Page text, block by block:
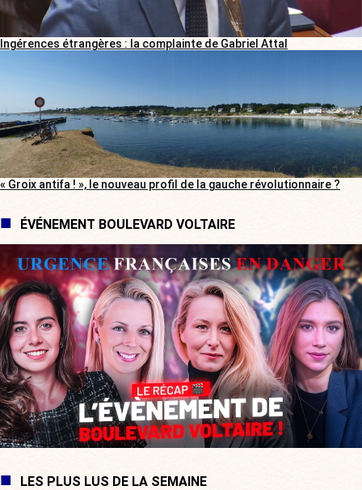
Ingérences étrangères : la complainte de Gabriel Attal
« Groix antifa ! », le nouveau profil de la gauche révolutionnaire ?
ÉVÉNEMENT BOULEVARD VOLTAIRE
LES PLUS LUS DE LA SEMAINE